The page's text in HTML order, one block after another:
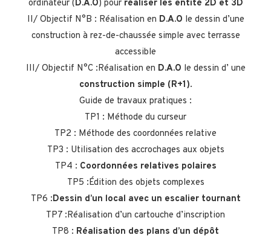
ordinateur (D.A.O) pour réaliser les entité 2D et 3D
II/ Objectif N°B : Réalisation en D.A.O le dessin d’une
construction à rez-de-chaussée simple avec terrasse
accessible
III/ Objectif N°C :Réalisation en D.A.O le dessin d’ une
construction simple (R+1).
Guide de travaux pratiques :
TP1 : Méthode du curseur
TP2 : Méthode des coordonnées relative
TP3 : Utilisation des accrochages aux objets
TP4 : Coordonnées relatives polaires
TP5 :Édition des objets complexes
TP6 :Dessin d’un local avec un escalier tournant
TP7 :Réalisation d’un cartouche d’inscription
TP8 : Réalisation des plans d’un dépôt